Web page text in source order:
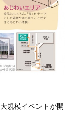
規模イベントが開